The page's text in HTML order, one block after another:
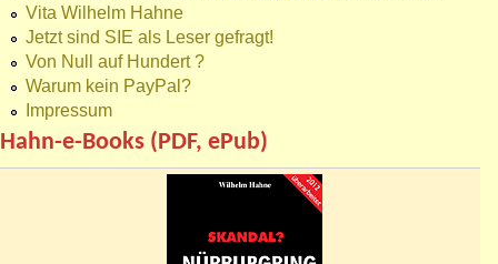
Vita Wilhelm Hahne
Jetzt sind SIE als Leser gefragt!
Von Null auf Hundert ?
Warum kein PayPal?
Impressum
Hahn-e-Books (PDF, ePub)